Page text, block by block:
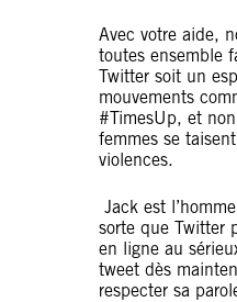
Avec votre aide,
toutes ensemble
Twitter soit un
mouvements
#TimesUp, et
femmes se
violences.
Jack est
sorte que Twitter
en ligne au
tweet dès
respecter sa